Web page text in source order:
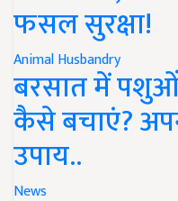
फसल सुरक्षा!
Animal Husbandry
बरसात में पशुओं
कैसे बचाएं?
उपाय..
News